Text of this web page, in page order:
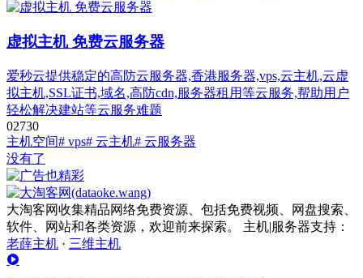
虚拟主机 免费云服务器
爱秒云提供稳定的高防云服务器,香港服务器,vps,云主机,云虚
拟主机,SSL证书,域名,高防cdn,服务器租用等云服务,帮助用户
轻松解决建站等云服务难题
02730
主机空间# vps# 云主机# 云服务器
没有了
大淘客网收集精品网络免费资源、包括免费视频、网盘搜索、
软件、网站和各类资源，欢迎前来探索。 主机|服务器支持：
老薛主机 · 三维主机